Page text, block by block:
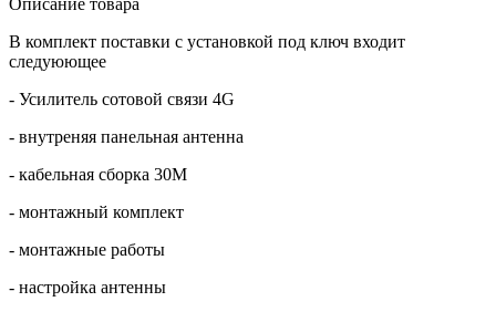
В комплект поставки с установкой под ключ входит
следуюющее
- Усилитель сотовой связи 4G
- внутреняя панельная антенна
- кабельная сборка 30М
- монтажный комплект
- монтажные работы
- настройка антенны